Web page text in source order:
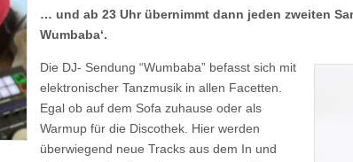
… und ab 23 Uhr übernimmt dann jeden zweiten
Wumbaba‘.
Die DJ- Sendung “Wumbaba” befasst sich mit
elektronischer Tanzmusik in allen Facetten.
Egal ob auf dem Sofa zuhause oder als
Warmup für die Discothek. Hier werden
überwiegend neue Tracks aus dem In und